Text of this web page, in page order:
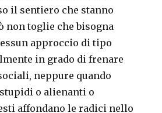
il sentiero che stanno
non toglie che bisogna
approccio di tipo
in grado di frenare
neppure quando
o alienanti o
affondano le radici nello